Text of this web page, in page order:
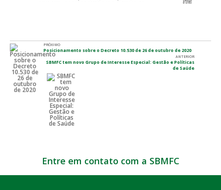
PRÓXIMO
Posicionamento sobre o Decreto 10.530 de 26 de outubro de 2020
ANTERIOR
SBMFC tem novo Grupo de Interesse Especial: Gestão e Políticas
de Saúde
Entre em contato com a SBMFC